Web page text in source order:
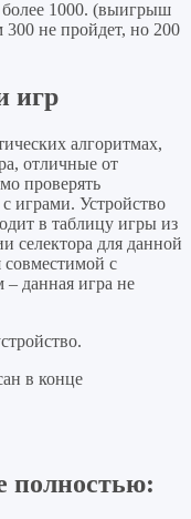
1000. (выигрыш
300 не пройдет, но 200
игр
алгоритмах,
отличные от
проверять
играми. Устройство
в таблицу игры из
селектора для данной
совместимой с
– данная игра не
в конце
полностью: